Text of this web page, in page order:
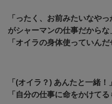
「ったく、お前みたいなや
がシャーマンの仕事だからな
「オイラの身体使っていんだ
「(オイラ？) あんたと一緒！」
「自分の仕事に命をかけてる